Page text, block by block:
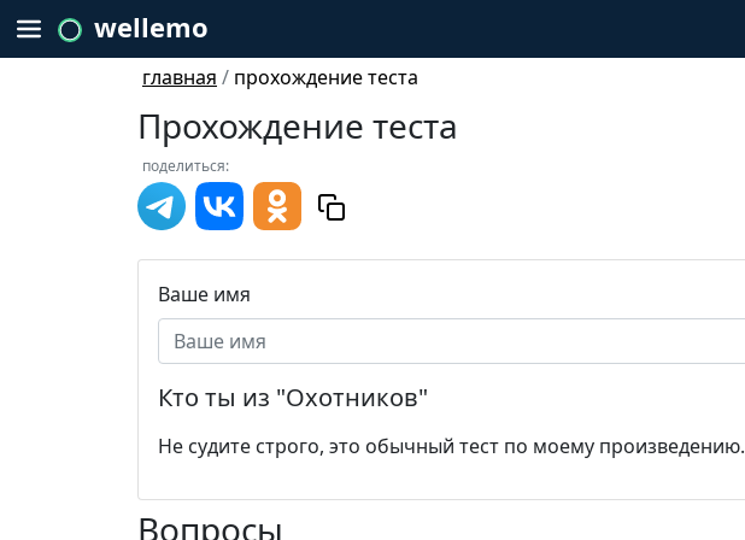
wellemo
главная / прохождение теста
Прохождение теста
поделиться:
Ваше имя
Кто ты из "Охотников"
Не судите строго, это обычный тест по моему произведению.
Вопросы